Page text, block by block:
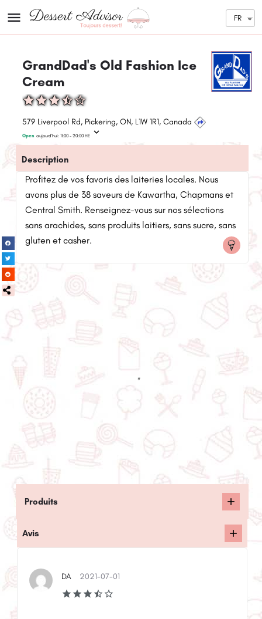
FR
GrandDad's Old Fashion Ice
Cream
579 Liverpool Rd, Pickering, ON, L1W 1R1, Canada
Open aujourd'hui: 11:00 - 20:00 HE
Description
Profitez de vos favoris des laiteries locales. Nous
avons plus de 38 saveurs de Kawartha, Chapmans et
Central Smith. Renseignez-vous sur nos sélections
sans arachides, sans produits laitiers, sans sucre, sans
gluten et casher.
Produits
Avis
DA 2021-07-01